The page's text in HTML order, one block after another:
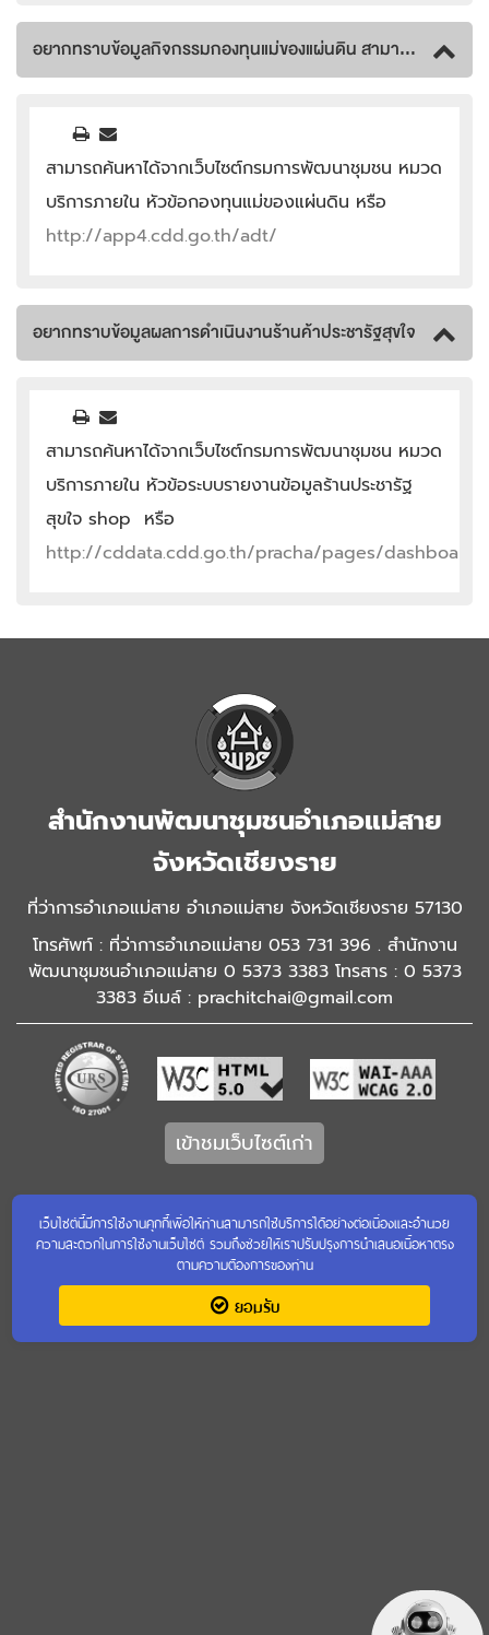
อยากทราบข้อมูลกิจกรรมกองทุนแม่ของแผ่นดิน สามารถหาได้อย่างไร
สามารถค้นหาได้จากเว็บไซต์กรมการพัฒนาชุมชน หมวด
บริการภายใน หัวข้อกองทุนแม่ของแผ่นดิน หรือ
http://app4.cdd.go.th/adt/
อยากทราบข้อมูลผลการดำเนินงานร้านค้าประชารัฐสุขใจ
สามารถค้นหาได้จากเว็บไซต์กรมการพัฒนาชุมชน หมวด
บริการภายใน หัวข้อระบบรายงานข้อมูลร้านประชารัฐ
สุขใจ shop หรือ
http://cddata.cdd.go.th/pracha/pages/
สำนักงานพัฒนาชุมชนอำเภอแม่สาย
จังหวัดเชียงราย
ที่ว่าการอำเภอแม่สาย อำเภอแม่สาย จังหวัดเชียงราย 57130
โทรศัพท์ : ที่ว่าการอำเภอแม่สาย 053 731 396 . สำนักงาน
พัฒนาชุมชนอำเภอแม่สาย 0 5373 3383 โทรสาร : 0 5373
3383 อีเมล์ : prachitchai@gmail.com
เข้าชมเว็บไซต์เก่า
เว็บไซต์นี้มีการใช้งานคุกกี้เพื่อให้ท่านสามารถใช้บริการได้อย่างต่อเนื่องและอำนวย
ความสะดวกในการใช้งานเว็บไซต์ รวมถึงช่วยให้เราปรับปรุงการนำเสนอเนื้อหาตรง
ตามความต้องการของท่าน
ยอมรับ